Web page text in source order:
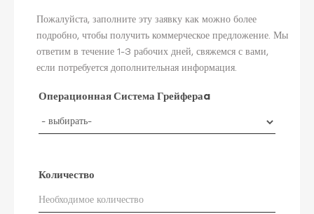
Пожалуйста, заполните эту заявку как можно более
подробно, чтобы получить коммерческое предложение. Мы
ответим в течение 1-3 рабочих дней, свяжемся с вами,
если потребуется дополнительная информация.
Операционная Система Грейфераa
Количество